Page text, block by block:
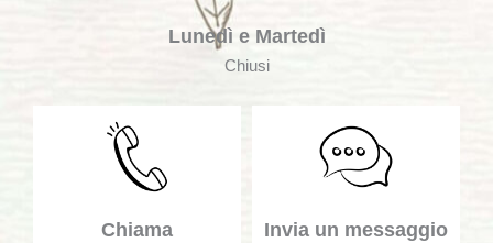
Lunedì e Martedì
Chiusi
Chiama Invia un messaggio